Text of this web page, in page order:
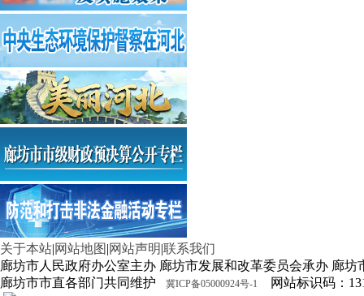
关于本站|网站地图 |网站声明|联系我们
廊坊市人民政府办公室主办 廊坊市发展和改革委员会承办 廊坊
廊坊市市直各部门共同维护
冀ICP备05000924号-1
网站标识码：